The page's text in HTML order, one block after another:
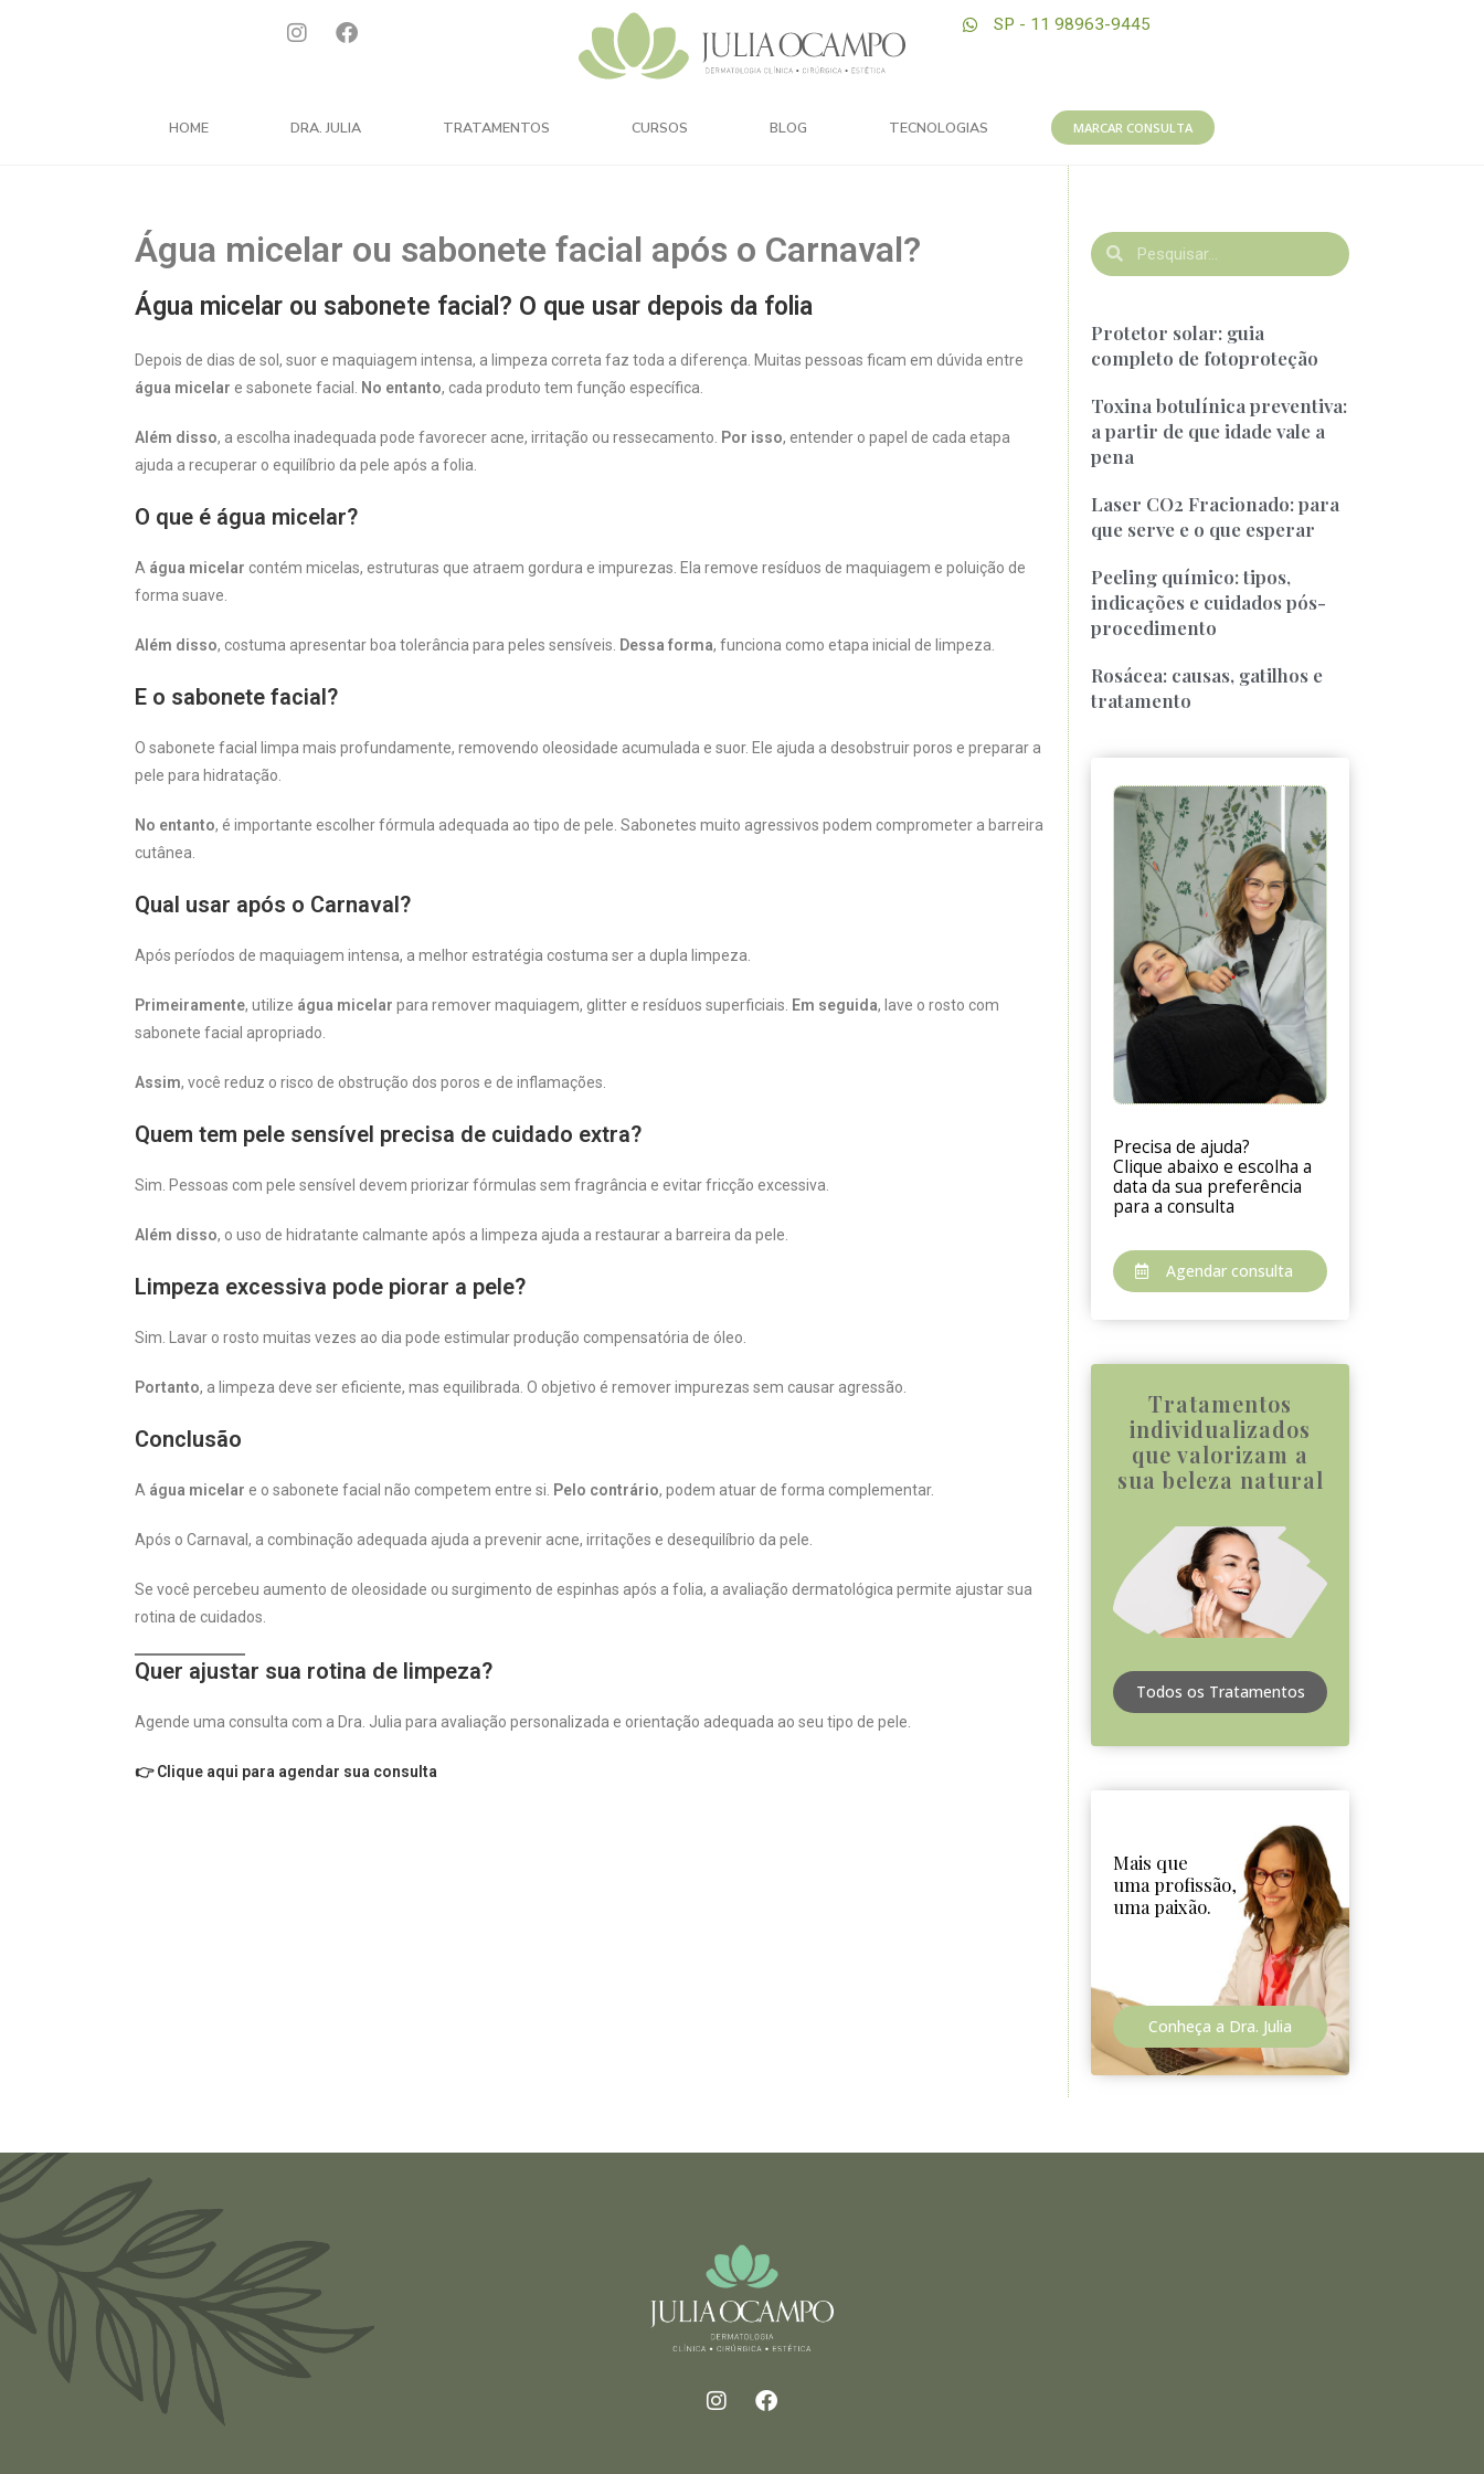
SP - 11 98963-9445
HOME DRA. JULIA TRATAMENTOS CURSOS BLOG TECNOLOGIAS MARCAR CONSULTA
Água micelar ou sabonete facial após o Carnaval?
Água micelar ou sabonete facial? O que usar depois da folia
Depois de dias de sol, suor e maquiagem intensa, a limpeza correta faz toda a diferença. Muitas pessoas ficam em dúvida entre
água micelar e sabonete facial. No entanto, cada produto tem função específica.
Além disso, a escolha inadequada pode favorecer acne, irritação ou ressecamento. Por isso, entender o papel de cada etapa
ajuda a recuperar o equilíbrio da pele após a folia.
O que é água micelar?
A água micelar contém micelas, estruturas que atraem gordura e impurezas. Ela remove resíduos de maquiagem e poluição de
forma suave.
Além disso, costuma apresentar boa tolerância para peles sensíveis. Dessa forma, funciona como etapa inicial de limpeza.
E o sabonete facial?
O sabonete facial limpa mais profundamente, removendo oleosidade acumulada e suor. Ele ajuda a desobstruir poros e preparar a
pele para hidratação.
No entanto, é importante escolher fórmula adequada ao tipo de pele. Sabonetes muito agressivos podem comprometer a barreira
cutânea.
Qual usar após o Carnaval?
Após períodos de maquiagem intensa, a melhor estratégia costuma ser a dupla limpeza.
Primeiramente, utilize água micelar para remover maquiagem, glitter e resíduos superficiais. Em seguida, lave o rosto com
sabonete facial apropriado.
Assim, você reduz o risco de obstrução dos poros e de inflamações.
Quem tem pele sensível precisa de cuidado extra?
Sim. Pessoas com pele sensível devem priorizar fórmulas sem fragrância e evitar fricção excessiva.
Além disso, o uso de hidratante calmante após a limpeza ajuda a restaurar a barreira da pele.
Limpeza excessiva pode piorar a pele?
Sim. Lavar o rosto muitas vezes ao dia pode estimular produção compensatória de óleo.
Portanto, a limpeza deve ser eficiente, mas equilibrada. O objetivo é remover impurezas sem causar agressão.
Conclusão
A água micelar e o sabonete facial não competem entre si. Pelo contrário, podem atuar de forma complementar.
Após o Carnaval, a combinação adequada ajuda a prevenir acne, irritações e desequilíbrio da pele.
Se você percebeu aumento de oleosidade ou surgimento de espinhas após a folia, a avaliação dermatológica permite ajustar sua
rotina de cuidados.
Quer ajustar sua rotina de limpeza?
Agende uma consulta com a Dra. Julia para avaliação personalizada e orientação adequada ao seu tipo de pele.
👉 Clique aqui para agendar sua consulta
Protetor solar: guia
completo de fotoproteção
Toxina botulínica preventiva:
a partir de que idade vale a
pena
Laser CO2 Fracionado: para
que serve e o que esperar
Peeling químico: tipos,
indicações e cuidados pós-
procedimento
Rosácea: causas, gatilhos e
tratamento
Precisa de ajuda?
Clique abaixo e escolha a
data da sua preferência
para a consulta
Agendar consulta
Tratamentos
individualizados
que valorizam a
sua beleza natural
Todos os Tratamentos
Mais que
uma profissão,
uma paixão.
Conheça a Dra. Julia